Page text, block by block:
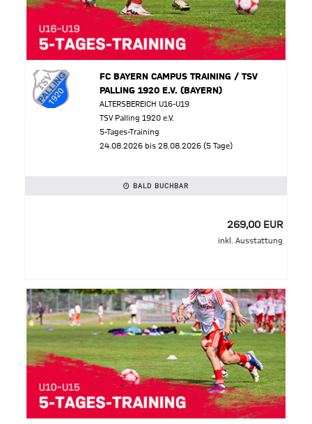
FC BAYERN CAMPUS TRAINING / TSV
PALLING 1920 E.V. (BAYERN)
ALTERSBEREICH U16-U19
TSV Palling 1920 e.V.
5-Tages-Training
24.08.2026 bis 28.08.2026 (5 Tage)
BALD BUCHBAR
269,00 EUR
inkl. Ausstattung